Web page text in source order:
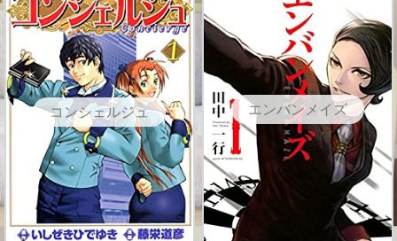
コンシェルジュ エンバンメイズ